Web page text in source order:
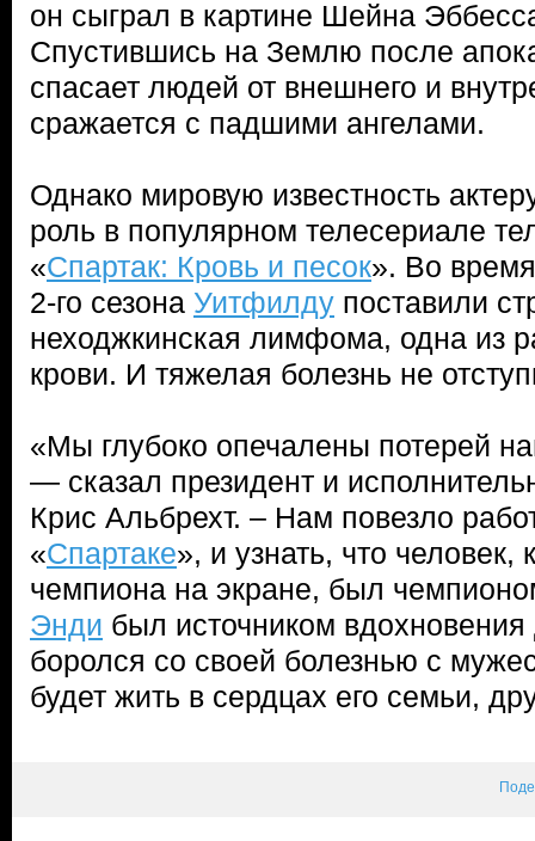
он сыграл в картине Шейна
Спустившись на Землю после
спасает людей от внешнего и
сражается с падшими ангелами.
Однако мировую известность
роль в популярном телесериале
«Спартак: Кровь и песок». Во
2-го сезона Уитфилду поставили
неходжкинская лимфома, одна из
крови. И тяжелая болезнь не
«Мы глубоко опечалены потерей
— сказал президент и
Крис Альбрехт. – Нам повезло
«Спартаке», и узнать, что человек,
чемпиона на экране, был
Энди был источником вдохновения
боролся со своей болезнью с
будет жить в сердцах его семьи,